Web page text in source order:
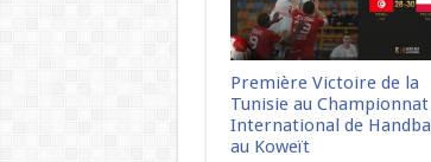
Première Victoire de la
Tunisie au Championnat
International de Handball
au Koweït